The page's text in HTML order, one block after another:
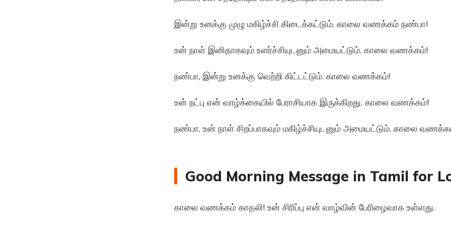
இன்று உனக்கு முழு மகிழ்ச்சி கிடைக்கட்டும். காலை வணக்கம் நண்பா!
உன் நாள் இனிதாகவும் உளர்ச்சியுடனும் அமையட்டும். காலை வணக்கம்!
நண்பா, இன்று உனக்கு வெற்றி கிட்டட்டும். காலை வணக்கம்!
உன் நட்பு என் வாழ்க்கையில் பேராசியாக இருக்கிறது. காலை வணக்கம்!
நண்பா, உன் நாள் சிறப்பாகவும் மகிழ்ச்சியுடனும் அமையட்டும். காலை
Good Morning Message in Tamil for
காலை வணக்கம் காதலி! உன் சிரிப்பு என் வாழ்வின் பேரிழைவாக உள்ளது.